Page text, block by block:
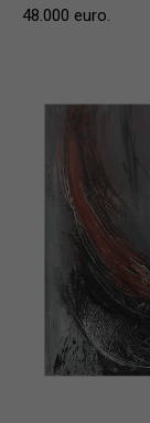
48.000 euro.